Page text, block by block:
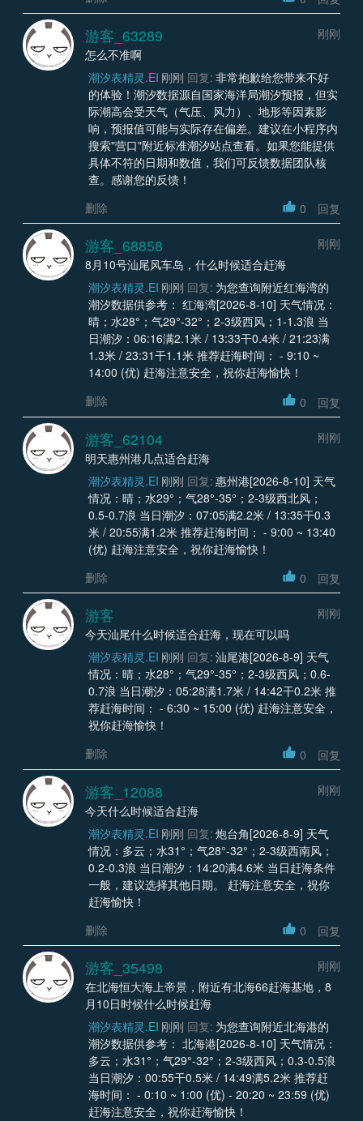
游客_63289
刚刚
怎么不准啊
潮汐表精灵.EI 刚刚 回复: 非常抱歉给您带来不好
的体验！潮汐数据源自国家海洋局潮汐预报，但实
际潮高会受天气（气压、风力）、地形等因素影
响，预报值可能与实际存在偏差。建议在小程序内
搜索"营口"附近标准潮汐站点查看。如果您能提供
具体不符的日期和数值，我们可反馈数据团队核
查。感谢您的反馈！
删除
0 回复
游客_68858
刚刚
8月10号汕尾风车岛，什么时候适合赶海
潮汐表精灵.EI 刚刚 回复: 为您查询附近红海湾的
潮汐数据供参考： 红海湾[2026-8-10] 天气情况：
晴；水28°；气29°-32°；2-3级西风；1-1.3浪 当
日潮汐：06:16满2.1米 / 13:33干0.4米 / 21:23满
1.3米 / 23:31干1.1米 推荐赶海时间： - 9:10 ~
14:00 (优) 赶海注意安全，祝你赶海愉快！
删除
0 回复
游客_62104
刚刚
明天惠州港几点适合赶海
潮汐表精灵.EI 刚刚 回复: 惠州港[2026-8-10] 天气
情况：晴；水29°；气28°-35°；2-3级西北风；
0.5-0.7浪 当日潮汐：07:05满2.2米 / 13:35干0.3
米 / 20:55满1.2米 推荐赶海时间： - 9:00 ~ 13:40
(优) 赶海注意安全，祝你赶海愉快！
删除
0 回复
游客
刚刚
今天汕尾什么时候适合赶海，现在可以吗
潮汐表精灵.EI 刚刚 回复: 汕尾港[2026-8-9] 天气
情况：晴；水28°；气29°-35°；2-3级西风；0.6-
0.7浪 当日潮汐：05:28满1.7米 / 14:42干0.2米 推
荐赶海时间： - 6:30 ~ 15:00 (优) 赶海注意安全，
祝你赶海愉快！
删除
0 回复
游客_12088
刚刚
今天什么时候适合赶海
潮汐表精灵.EI 刚刚 回复: 炮台角[2026-8-9] 天气
情况：多云；水31°；气28°-32°；2-3级西南风；
0.2-0.3浪 当日潮汐：14:20满4.6米 当日赶海条件
一般，建议选择其他日期。 赶海注意安全，祝你
赶海愉快！
删除
0 回复
游客_35498
刚刚
在北海恒大海上帝景，附近有北海66赶海基地，8
月10日时候什么时候赶海
潮汐表精灵.EI 刚刚 回复: 为您查询附近北海港的
潮汐数据供参考： 北海港[2026-8-10] 天气情况：
多云；水31°；气29°-32°；2-3级西风；0.3-0.5浪
当日潮汐：00:55干0.5米 / 14:49满5.2米 推荐赶
海时间： - 0:10 ~ 1:00 (优) - 20:20 ~ 23:59 (优)
赶海注意安全，祝你赶海愉快！